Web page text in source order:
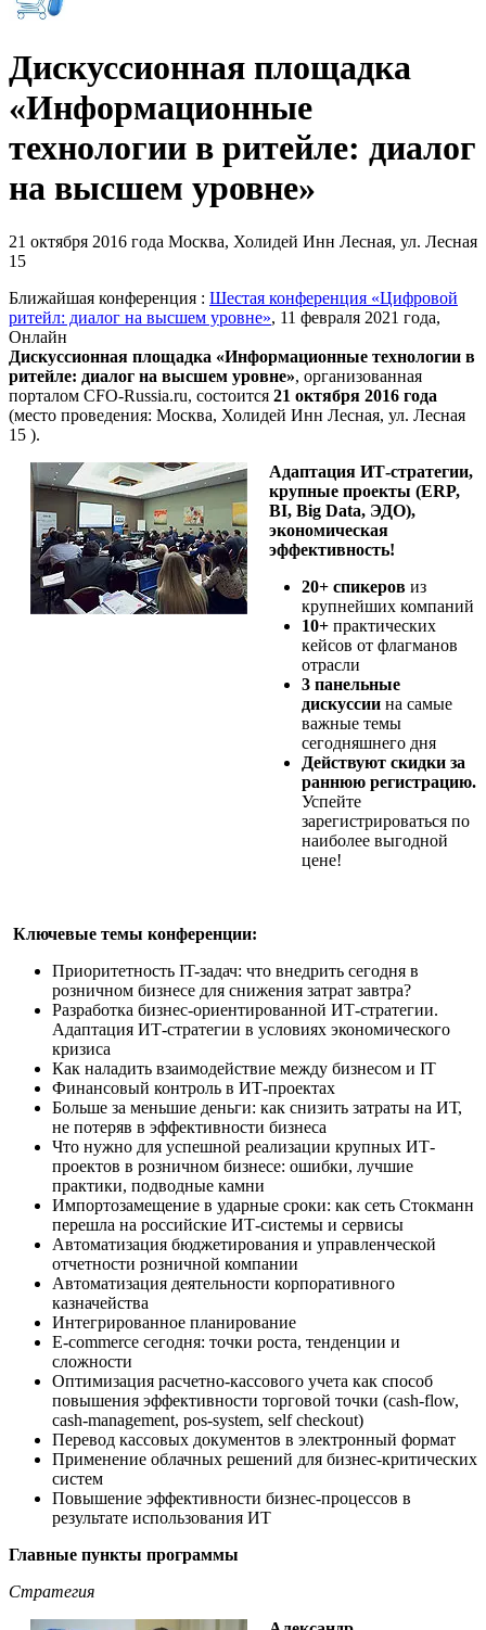
Дискуссионная площадка
«Информационные
технологии в ритейле: диалог
на высшем уровне»
21 октября 2016 года Москва, Холидей Инн Лесная, ул. Лесная
15
Ближайшая конференция : Шестая конференция «Цифровой
ритейл: диалог на высшем уровне», 11 февраля 2021 года,
Онлайн
Дискуссионная площадка «Информационные технологии в
ритейле: диалог на высшем уровне», организованная
порталом CFO-Russia.ru, состоится 21 октября 2016 года
(место проведения: Москва, Холидей Инн Лесная, ул. Лесная
15 ).
Адаптация ИТ-стратегии,
крупные проекты (ERP,
BI, Big Data, ЭДО),
экономическая
эффективность!
20+ спикеров из
крупнейших компаний
10+ практических
кейсов от флагманов
отрасли
3 панельные
дискуссии на самые
важные темы
сегодняшнего дня
Действуют скидки за
раннюю регистрацию.
Успейте
зарегистрироваться по
наиболее выгодной
цене!
Ключевые темы конференции:
Приоритетность IT-задач: что внедрить сегодня в
розничном бизнесе для снижения затрат завтра?
Разработка бизнес-ориентированной ИТ-стратегии.
Адаптация ИТ-стратегии в условиях экономического
кризиса
Как наладить взаимодействие между бизнесом и IT
Финансовый контроль в ИТ-проектах
Больше за меньшие деньги: как снизить затраты на ИТ,
не потеряв в эффективности бизнеса
Что нужно для успешной реализации крупных ИТ-
проектов в розничном бизнесе: ошибки, лучшие
практики, подводные камни
Импортозамещение в ударные сроки: как сеть Стокманн
перешла на российские ИТ-системы и сервисы
Автоматизация бюджетирования и управленческой
отчетности розничной компании
Автоматизация деятельности корпоративного
казначейства
Интегрированное планирование
E-commerce сегодня: точки роста, тенденции и
сложности
Оптимизация расчетно-кассового учета как способ
повышения эффективности торговой точки (cash-flow,
cash-management, pos-system, self checkout)
Перевод кассовых документов в электронный формат
Применение облачных решений для бизнес-критических
систем
Повышение эффективности бизнес-процессов в
результате использования ИТ
Главные пункты программы
Стратегия